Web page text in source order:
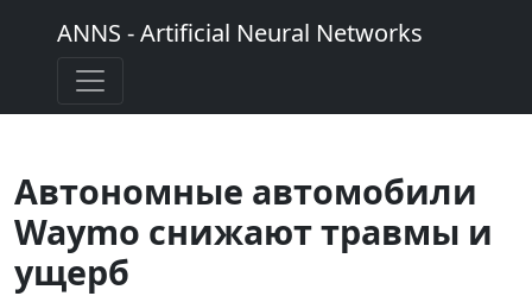
ANNS - Artificial Neural Networks
Автономные автомобили
Waymo снижают травмы и
ущерб